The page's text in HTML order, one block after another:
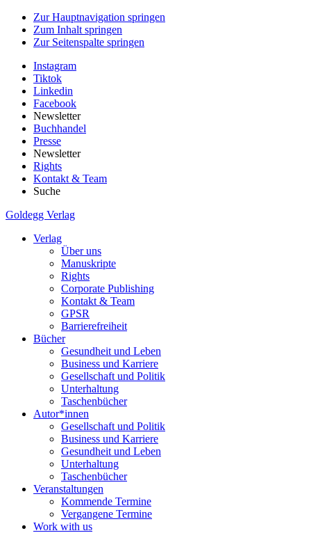
Zur Hauptnavigation springen
Zum Inhalt springen
Zur Seitenspalte springen
Instagram
Tiktok
Linkedin
Facebook
Newsletter
Buchhandel
Presse
Newsletter
Rights
Kontakt & Team
Suche
Goldegg Verlag
Verlag
Über uns
Manuskripte
Rights
Corporate Publishing
Kontakt & Team
GPSR
Barrierefreiheit
Bücher
Gesundheit und Leben
Business und Karriere
Gesellschaft und Politik
Unterhaltung
Taschenbücher
Autor*innen
Gesellschaft und Politik
Business und Karriere
Gesundheit und Leben
Unterhaltung
Taschenbücher
Veranstaltungen
Kommende Termine
Vergangene Termine
Work with us